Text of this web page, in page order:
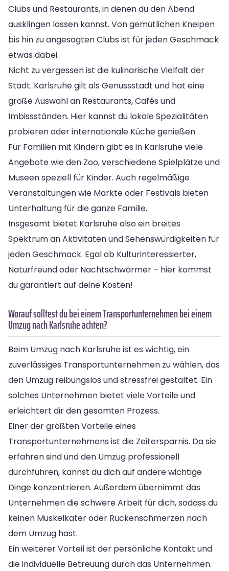
Clubs und Restaurants, in denen du den Abend
ausklingen lassen kannst. Von gemütlichen Kneipen
bis hin zu angesagten Clubs ist für jeden Geschmack
etwas dabei.
Nicht zu vergessen ist die kulinarische Vielfalt der
Stadt. Karlsruhe gilt als Genussstadt und hat eine
große Auswahl an Restaurants, Cafés und
Imbissständen. Hier kannst du lokale Spezialitäten
probieren oder internationale Küche genießen.
Für Familien mit Kindern gibt es in Karlsruhe viele
Angebote wie den Zoo, verschiedene Spielplätze und
Museen speziell für Kinder. Auch regelmäßige
Veranstaltungen wie Märkte oder Festivals bieten
Unterhaltung für die ganze Familie.
Insgesamt bietet Karlsruhe also ein breites
Spektrum an Aktivitäten und Sehenswürdigkeiten für
jeden Geschmack. Egal ob Kulturinteressierter,
Naturfreund oder Nachtschwärmer – hier kommst
du garantiert auf deine Kosten!
Worauf solltest du bei einem Transportunternehmen bei einem
Umzug nach Karlsruhe achten?
Beim Umzug nach Karlsruhe ist es wichtig, ein
zuverlässiges Transportunternehmen zu wählen, das
den Umzug reibungslos und stressfrei gestaltet. Ein
solches Unternehmen bietet viele Vorteile und
erleichtert dir den gesamten Prozess.
Einer der größten Vorteile eines
Transportunternehmens ist die Zeitersparnis. Da sie
erfahren sind und den Umzug professionell
durchführen, kannst du dich auf andere wichtige
Dinge konzentrieren. Außerdem übernimmt das
Unternehmen die schwere Arbeit für dich, sodass du
keinen Muskelkater oder Rückenschmerzen nach
dem Umzug hast.
Ein weiterer Vorteil ist der persönliche Kontakt und
die individuelle Betreuung durch das Unternehmen.